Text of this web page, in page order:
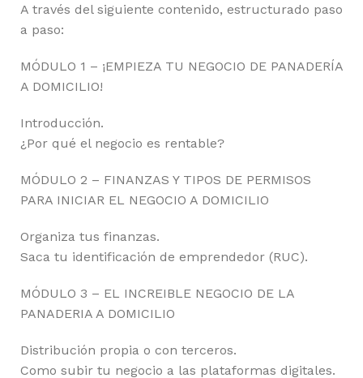
A través del siguiente contenido, estructurado paso
a paso:
MÓDULO 1 – ¡EMPIEZA TU NEGOCIO DE PANADERÍA
A DOMICILIO!
Introducción.
¿Por qué el negocio es rentable?
MÓDULO 2 – FINANZAS Y TIPOS DE PERMISOS
PARA INICIAR EL NEGOCIO A DOMICILIO
Organiza tus finanzas.
Saca tu identificación de emprendedor (RUC).
MÓDULO 3 – EL INCREIBLE NEGOCIO DE LA
PANADERIA A DOMICILIO
Distribución propia o con terceros.
Como subir tu negocio a las plataformas digitales.